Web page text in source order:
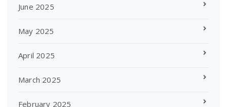
June 2025
May 2025
April 2025
March 2025
February 2025